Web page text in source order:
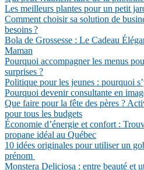
Les meilleurs plantes pour un petit
Comment choisir sa solution de
besoins ?
Bola de Grossesse : Le Cadeau
Maman
Pourquoi accompagner les menus
surprises ?
Politique pour les jeunes : pourquoi
Pourquoi devenir consultante en
Que faire pour la fête des pères ?
pour tous les budgets
Économie d’énergie et confort :
propane idéal au Québec
10 idées originales pour utiliser un
prénom
Monstera Deliciosa : entre beauté et